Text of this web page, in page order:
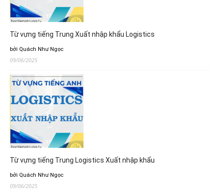
Từ vựng tiếng Trung Xuất nhập khẩu Logistics
bởi Quách Như Ngọc
09/06/2025
Từ vựng tiếng Trung Logistics Xuất nhập khẩu
bởi Quách Như Ngọc
09/06/2025